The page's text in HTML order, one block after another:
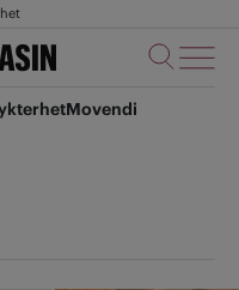
Movendi